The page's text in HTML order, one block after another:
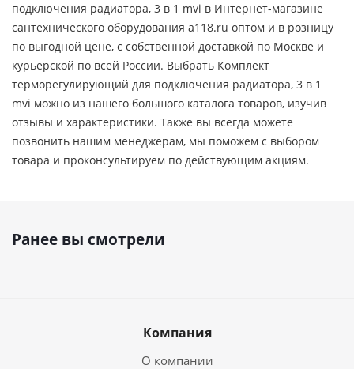
подключения радиатора, 3 в 1 mvi в Интернет-магазине
сантехнического оборудования a118.ru оптом и в розницу
по выгодной цене, c собственной доставкой по Москве и
курьерской по всей России. Выбрать Комплект
терморегулирующий для подключения радиатора, 3 в 1
mvi можно из нашего большого каталога товаров, изучив
отзывы и характеристики. Также вы всегда можете
позвонить нашим менеджерам, мы поможем с выбором
товара и проконсультируем по действующим акциям.
Ранее вы смотрели
Компания
О компании